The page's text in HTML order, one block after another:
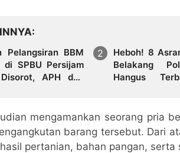
Pelangsiran BBM
di SPBU Persijam
APH dan
Heboh! 8
Belakang
Hangus
mengamankan seorang pria
barang tersebut. Dari
pertanian, bahan pangan, serta